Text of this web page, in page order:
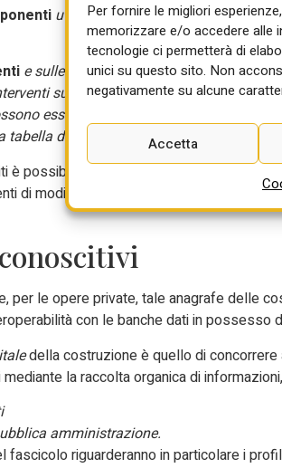
Per fornire le migliori
memorizzare e/o accedere alle
tecnologie ci permetterà di
unici su questo sito. Non
negativamente su alcune
Accetta
utilizzati nell’edificio in modo tale
e sulle modifiche significative per
su elementi strutturali,
essere la causa di variazioni nelle
di sintesi.
è possibile fare riferimento ai documenti
di modifica eseguiti, in molti casi
per le opere private, tale anagrafe delle
con le banche dati in possesso
della costruzione è quello di
la raccolta organica di
amministrazione.
fascicolo riguarderanno in particolare i